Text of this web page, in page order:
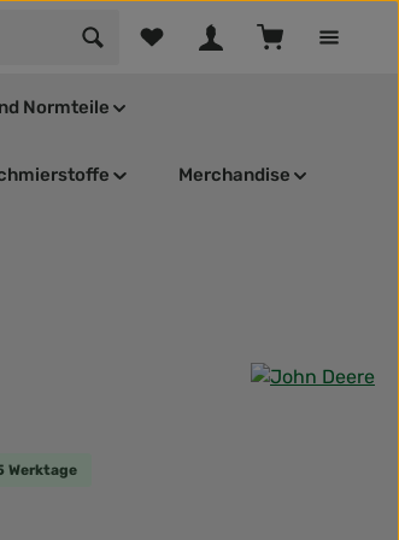
Du hast 0 Produkte auf dem
Normteile
Merchandise
Werktage